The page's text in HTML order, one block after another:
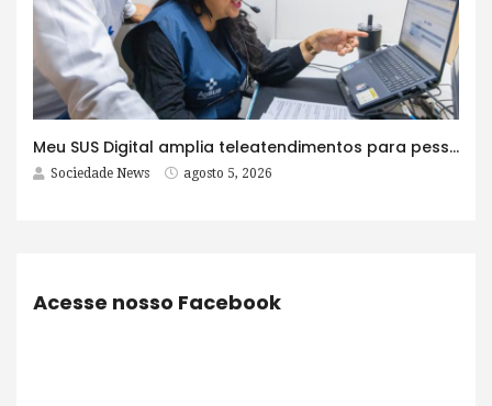
Meu SUS Digital amplia teleatendimentos para pessoas com problemas com jogos e apostas
Sociedade News agosto 5, 2026
Acesse nosso Facebook